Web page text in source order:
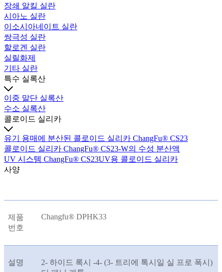
장쇄 알킬 실란
시아노 실란
이소시아네이트 실란
쌍극성 실란
할로겐 실란
실릴화제
기타 실란
특수 실록산
이중 말단 실록산
수소 실록산
콜로이드 실리카
유기 용매에 분산된 콜로이드 실리카 ChangFu® CS23
콜로이드 실리카 ChangFu® CS23-W의 수성 분산액
UV 시스템 ChangFu® CS23UV용 콜로이드 실리카
사양
제품
번호
Changfu® DPHK33
설명
2- 하이드 록시 -4- (3- 트리에 톡시일 실 프로 폭시)